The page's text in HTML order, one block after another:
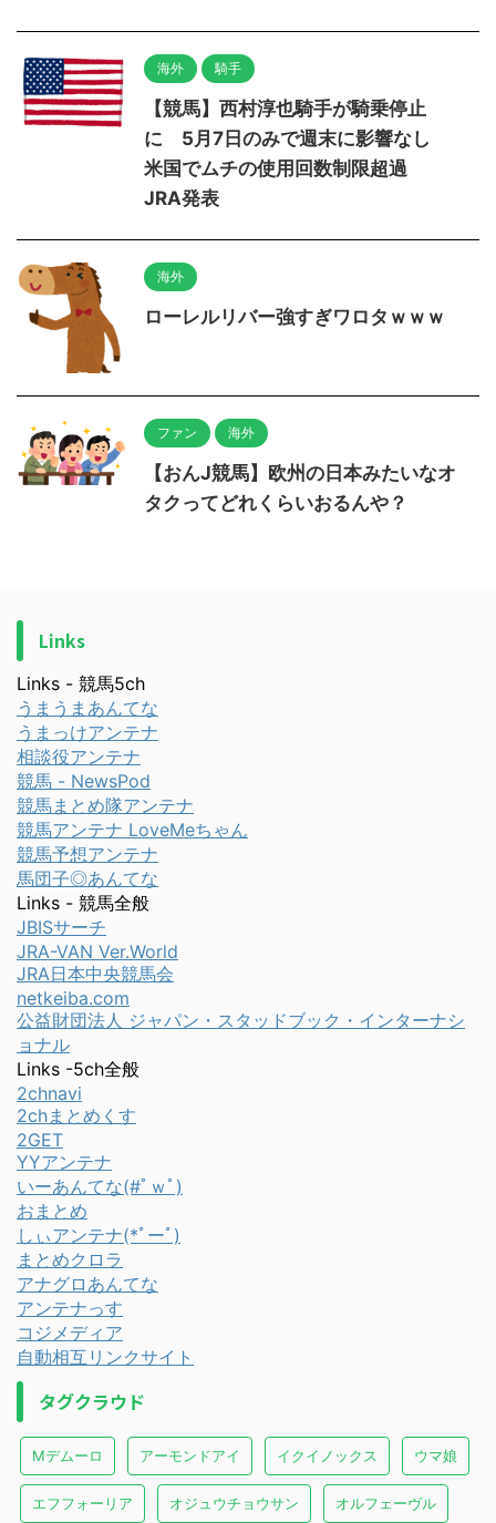
海外 騎手
【競馬】西村淳也騎手が騎乗停止
に 5月7日のみで週末に影響なし
米国でムチの使用回数制限超過
JRA発表
海外
ローレルリバー強すぎワロタｗｗｗ
ファン 海外
【おんJ競馬】欧州の日本みたいなオ
タクってどれくらいおるんや？
Links
Links - 競馬5ch
うまうまあんてな
うまっけアンテナ
相談役アンテナ
競馬 - NewsPod
競馬まとめ隊アンテナ
競馬アンテナ LoveMeちゃん
競馬予想アンテナ
馬団子◎あんてな
Links - 競馬全般
JBISサーチ
JRA-VAN Ver.World
JRA日本中央競馬会
netkeiba.com
公益財団法人 ジャパン・スタッドブック・インターナシ
ョナル
Links -5ch全般
2chnavi
2chまとめくす
2GET
YYアンテナ
いーあんてな(#ﾟｗﾟ)
おまとめ
しぃアンテナ(*ﾟーﾟ)
まとめクロラ
アナグロあんてな
アンテナっす
コジメディア
自動相互リンクサイト
タグクラウド
Mデムーロ アーモンドアイ イクイノックス ウマ娘
エフフォーリア オジュウチョウサン オルフェーヴル